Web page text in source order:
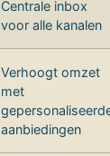
Centrale inbox
voor alle kanalen
Verhoogt omzet
met
aanbiedingen